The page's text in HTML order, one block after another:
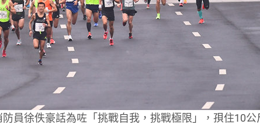
員徐佚豪話為咗「挑戰自我，挑戰極限」，孭住10